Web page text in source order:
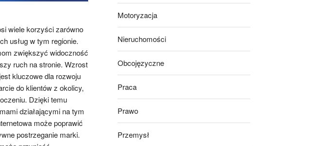
wiele korzyści zarówno
usług w tym regionie.
zwiększyć widoczność
ruch na stronie. Wzrost
kluczowe dla rozwoju
do klientów z okolicy,
Dzięki temu
działającymi na tym
może poprawić
postrzeganie marki.
Motoryzacja
Nieruchomości
Obcojęzyczne
Praca
Prawo
Przemysł